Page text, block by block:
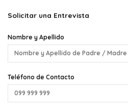
Solicitar una Entrevista
Nombre y Apellido
Teléfono de Contacto